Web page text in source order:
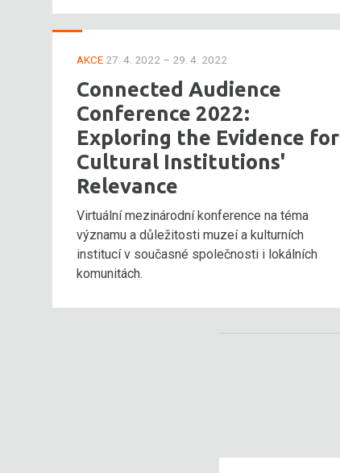
AKCE 27. 4. 2022 – 29. 4. 2022
Connected Audience
Conference 2022:
Exploring the Evidence for
Cultural Institutions'
Relevance
Virtuální mezinárodní konference na téma
významu a důležitosti muzeí a kulturních
institucí v současné společnosti i lokálních
komunitách.